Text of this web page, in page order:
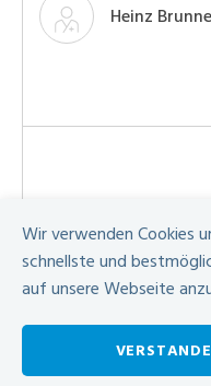
Heinz
Béatrice
Wir verwenden Cookies
schnellste und
auf unsere Webseite